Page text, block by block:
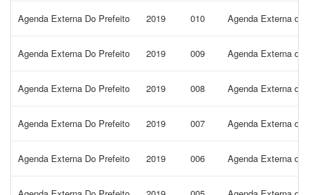
Agenda Externa Do Prefeito 2019 010 Agenda Externa do
Agenda Externa Do Prefeito 2019 009 Agenda Externa do
Agenda Externa Do Prefeito 2019 008 Agenda Externa do
Agenda Externa Do Prefeito 2019 007 Agenda Externa do
Agenda Externa Do Prefeito 2019 006 Agenda Externa do